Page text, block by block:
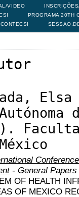
VIDEO
PROGRAMA 20TH
Elsa
- General Papers
OF HEALTH
OF MEXICO